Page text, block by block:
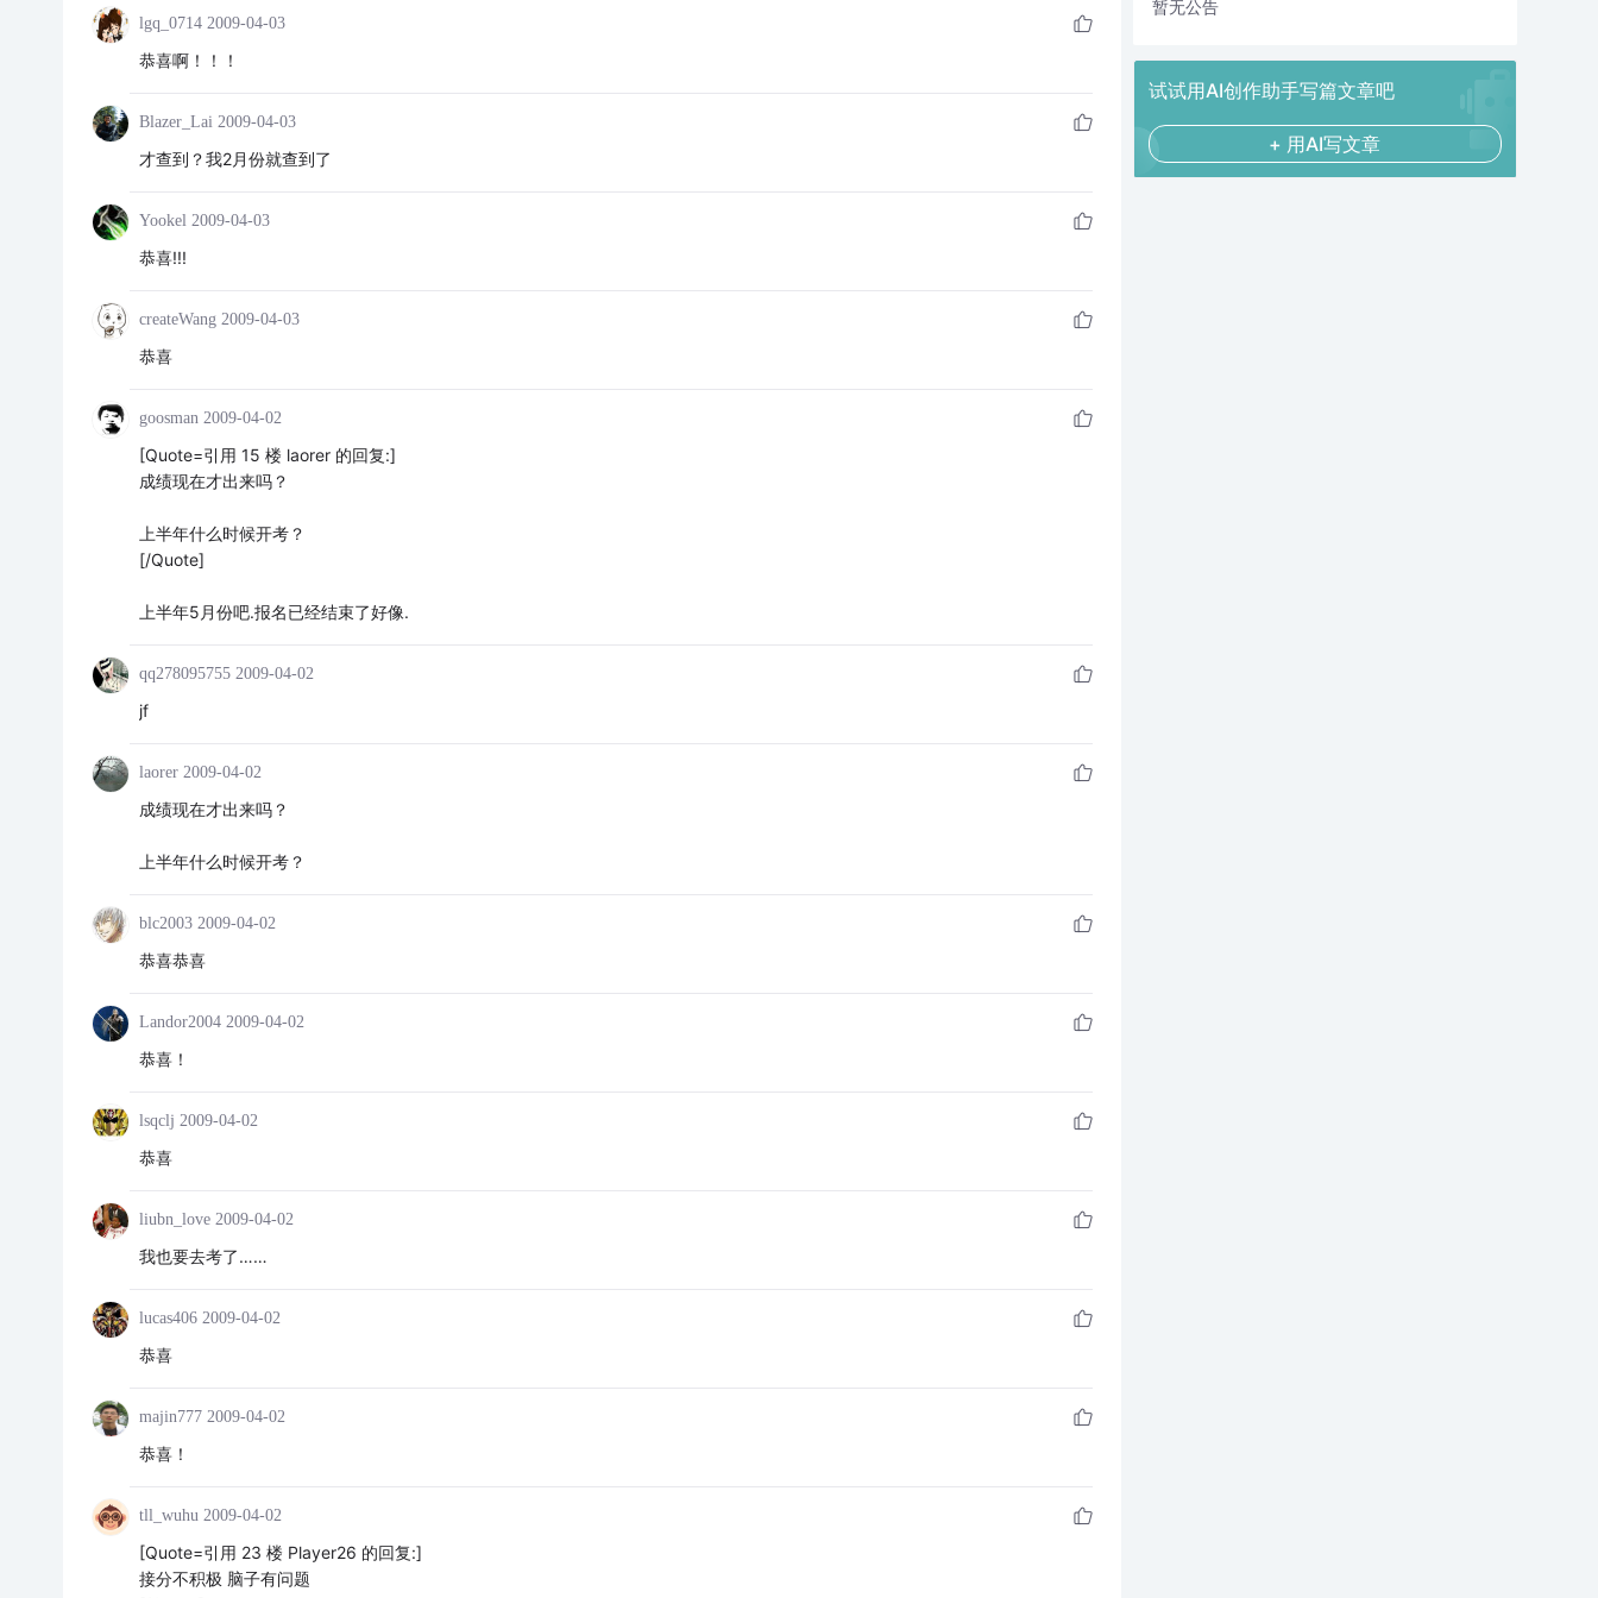
lgq_0714 2009-04-03
恭喜啊！！！
Blazer_Lai 2009-04-03
才查到？我2月份就查到了
Yookel 2009-04-03
恭喜!!!
createWang 2009-04-03
恭喜
goosman 2009-04-02
[Quote=引用 15 楼 laorer 的回复:]
成绩现在才出来吗？
上半年什么时候开考？
[/Quote]
上半年5月份吧.报名已经结束了好像.
qq278095755 2009-04-02
jf
laorer 2009-04-02
成绩现在才出来吗？
上半年什么时候开考？
blc2003 2009-04-02
恭喜恭喜
Landor2004 2009-04-02
恭喜！
lsqclj 2009-04-02
恭喜
liubn_love 2009-04-02
我也要去考了……
lucas406 2009-04-02
恭喜
majin777 2009-04-02
恭喜！
tll_wuhu 2009-04-02
[Quote=引用 23 楼 Player26 的回复:]
接分不积极 脑子有问题
暂无公告
试试用AI创作助手写篇文章吧
+ 用AI写文章